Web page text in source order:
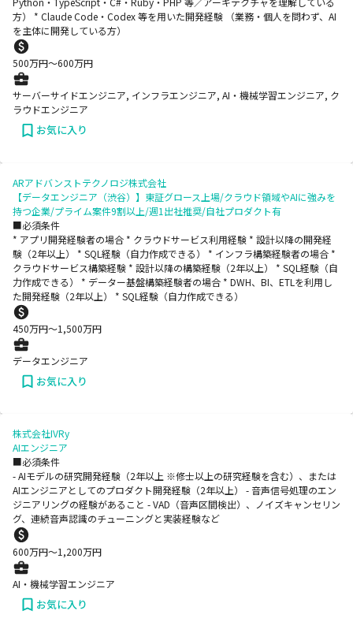
方） * Claude Code・Codex 等を用いた開発経験 （業務・個人を問わず、AI
を主体に開発している方）
500万円〜600万円
サーバーサイドエンジニア, インフラエンジニア, AI・機械学習エンジニア, ク
ラウドエンジニア
お気に入り
ARアドバンストテクノロジ株式会社
【データエンジニア（渋谷）】東証グロース上場/クラウド領域やAIに強みを
持つ企業/プライム案件9割以上/週1出社推奨/自社プロダクト有
■必須条件
* アプリ開発経験者の場合 * クラウドサービス利用経験 * 設計以降の開発経
験（2年以上） * SQL経験（自力作成できる） * インフラ構築経験者の場合 *
クラウドサービス構築経験 * 設計以降の構築経験（2年以上） * SQL経験（自
力作成できる） * データー基盤構築経験者の場合 * DWH、BI、ETLを利用し
た開発経験（2年以上） * SQL経験（自力作成できる）
450万円〜1,500万円
データエンジニア
お気に入り
株式会社IVRy
AIエンジニア
■必須条件
- AIモデルの研究開発経験（2年以上 ※修士以上の研究経験を含む）、または
AIエンジニアとしてのプロダクト開発経験（2年以上） - 音声信号処理のエン
ジニアリングの経験があること - VAD（音声区間検出）、ノイズキャンセリン
グ、連続音声認識のチューニングと実装経験など
600万円〜1,200万円
AI・機械学習エンジニア
お気に入り